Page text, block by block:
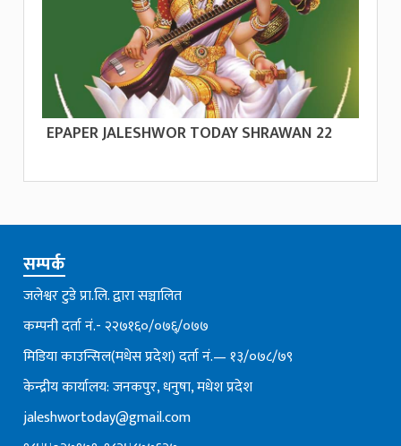
EPAPER JALESHWOR TODAY SHRAWAN 22
सम्पर्क
जलेश्वर टुडे प्रा.लि. द्वारा सञ्चालित
कम्पनी दर्ता नं.- २२७१६०/०७६्/०७७
मिडिया काउन्सिल(मधेस प्रदेश) दर्ता नं.— १३/०७८/७९
केन्द्रीय कार्यालय: जनकपुर, धनुषा, मधेश प्रदेश
jaleshwortoday@gmail.com